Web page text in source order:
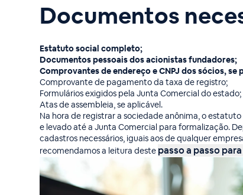
Documentos
Estatuto social completo;
Documentos pessoais dos acionistas fundadores;
Comprovantes de endereço e CNPJ dos sócios, se
Comprovante de pagamento da taxa de registro;
Formulários exigidos pela Junta Comercial do estado;
Atas de assembleia, se aplicável.
Na hora de registrar a sociedade anônima, o
e levado até a Junta Comercial para formalização.
cadastros necessários, iguais aos de qualquer
recomendamos a leitura deste passo a passo